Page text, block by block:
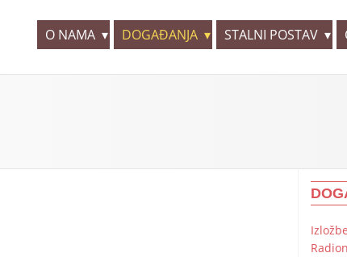
O NAMA DOGAĐANJA STALNI POSTAV
Izložbe